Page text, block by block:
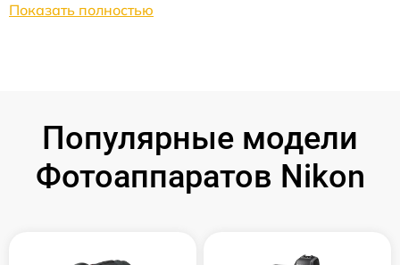
Показать полностью
Популярные модели
Фотоаппаратов Nikon